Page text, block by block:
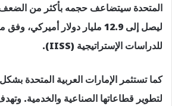
ليصل إلى 12.9 مليار دولار
للدراسات الإستراتيجية (IISS).
كما تستثمر الإمارات العربية المتحدة
لتطوير قطاعاتها الصناعية والخدمية.